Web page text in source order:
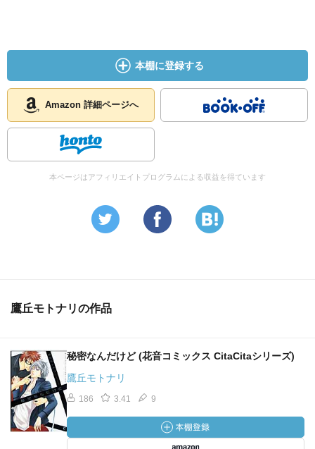
本棚に登録する
Amazon 詳細ページへ
本ページはアフィリエイトプログラムによる収益を得ています
鷹丘モトナリの作品
秘密なんだけど (花音コミックス CitaCitaシリーズ)
鷹丘モトナリ
186 3.41 9